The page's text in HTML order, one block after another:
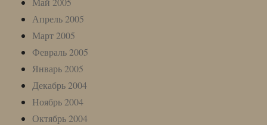
Апрель 2005
Март 2005
Февраль 2005
Январь 2005
Декабрь 2004
Ноябрь 2004
Октябрь 2004